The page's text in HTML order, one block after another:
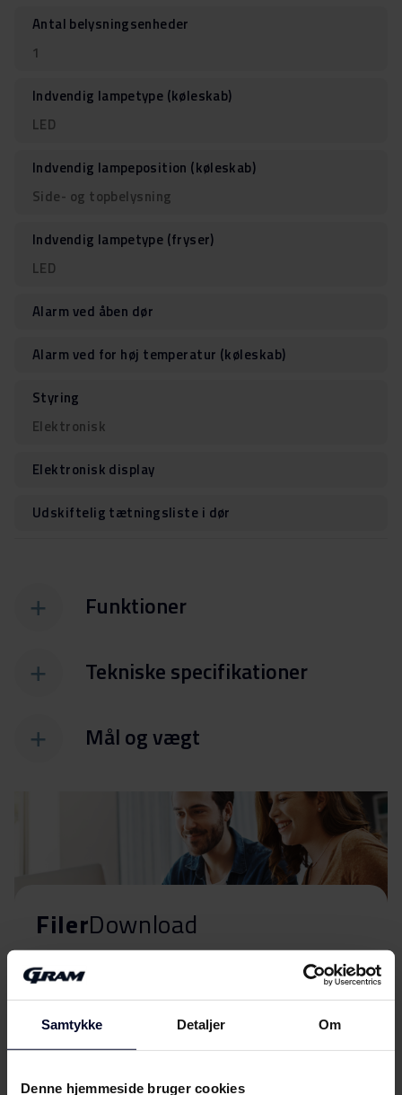
Samtykke Detaljer Om
Denne hjemmeside bruger cookies
Antal belysningsenheder
1
Indvendig lampetype (køleskab)
LED
Indvendig lampeposition (køleskab)
Side- og topbelysning
Indvendig lampetype (fryser)
LED
Alarm ved åben dør
Alarm ved for høj temperatur (køleskab)
Styring
Elektronisk
Elektronisk display
Udskiftelig tætningsliste i dør
Funktioner
Tekniske specifikationer
Mål og vægt
FilerDownload
Energimærkning
Energilabel Download